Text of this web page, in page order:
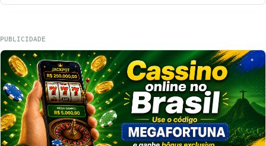
PUBLICIDADE